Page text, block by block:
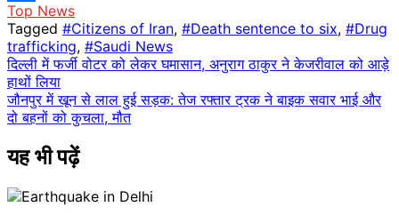
Share
Top News
Tagged #Citizens of Iran, #Death sentence to six, #Drug
trafficking, #Saudi News
Post
navigation
दिल्ली में फर्जी वोटर को लेकर घमासान, अनुराग ठाकुर ने केजरीवाल को आड़े
हाथों लिया
जौनपुर में खून से लाल हुई सड़क: तेज रफ्तार ट्रक ने बाइक सवार भाई और
दो बहनों को कुचला, मौत
यह भी पढ़ें